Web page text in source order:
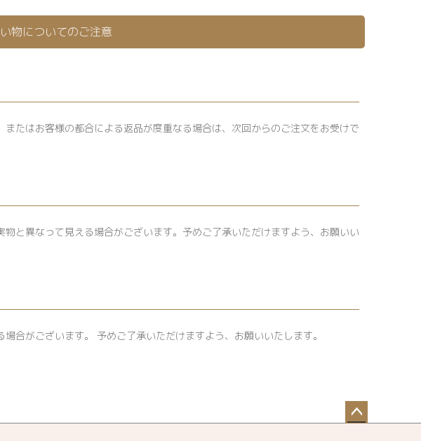
物についてのご注意
たはお客様の都合による返品が度重なる場合は、次回からのご注文をお受けで
と異なって見える場合がございます。予めご了承いただけますよう、お願いい
合がございます。 予めご了承いただけますよう、お願いいたします。